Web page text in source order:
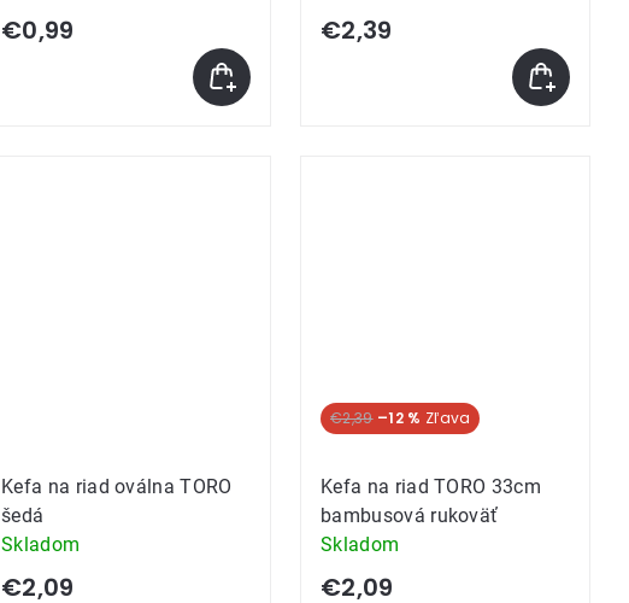
€0,99 €2,39
Kefa na riad oválna TORO
šedá
Skladom
€2,09
€2,39 –12 %
Kefa na riad TORO 33cm
bambusová rukoväť
Skladom
€2,09